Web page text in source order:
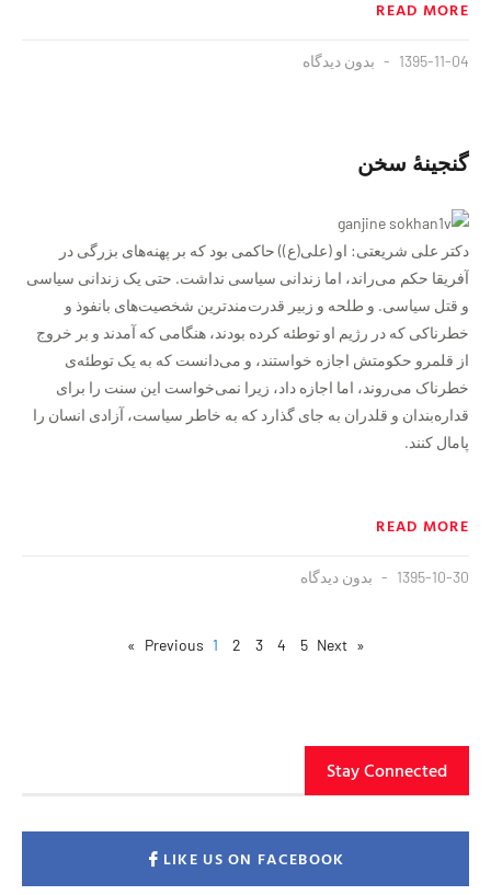
READ MORE
1395-11-04 بدون دیدگاه
گنجینهٔ سخن
دکتر علی شریعتی: او (علی(ع)) حاكمی بود كه بر پهنه‌های بزرگی در
آفريقا حكم می‌راند، اما زندانی سياسی نداشت. حتی يک زندانی سياسی
و قتل سياسی. و طلحه و زبير قدرت‌مندترين شخصیت‌های بانفوذ و
خطرناكی كه در رژيم او توطئه كرده بودند، هنگامی كه آمدند و بر خروج
از قلمرو حكومتش اجازه خواستند، و می‌دانست كه به يک توطئه‌ی
خطرناک می‌روند، اما اجازه داد، زيرا نمی‌خواست اين سنت را برای
قداره‌بندان و قلدران به جای گذارد كه به خاطر سياست، آزادی انسان را
پامال كنند.
READ MORE
1395-10-30 بدون دیدگاه
« Previous
1 2 3 4 5 Next »
Stay Connected
LIKE US ON FACEBOOK